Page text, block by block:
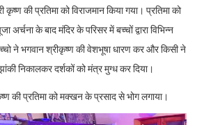
की प्रतिमा को विराजमान किया गया। प्रतिमा को
अर्चना के बाद मंदिर के परिसर में बच्चों द्वारा विभिन्न
ने भगवान श्रीकृष्ण की वेशभूषा धारण कर और किसी ने
निकालकर दर्शकों को मंत्र मुग्ध कर दिया।
की प्रतिमा को मक्खन के प्रसाद से भोग लगाया।